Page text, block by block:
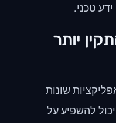
טכני.
יותר
שונות
להשפיע על